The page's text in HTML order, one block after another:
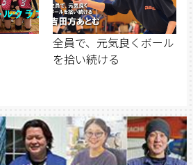
全員で、元気良くボール
を拾い続ける